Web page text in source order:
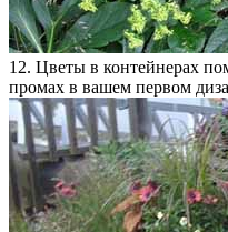
12. Цветы в контейнерах
промах в вашем первом